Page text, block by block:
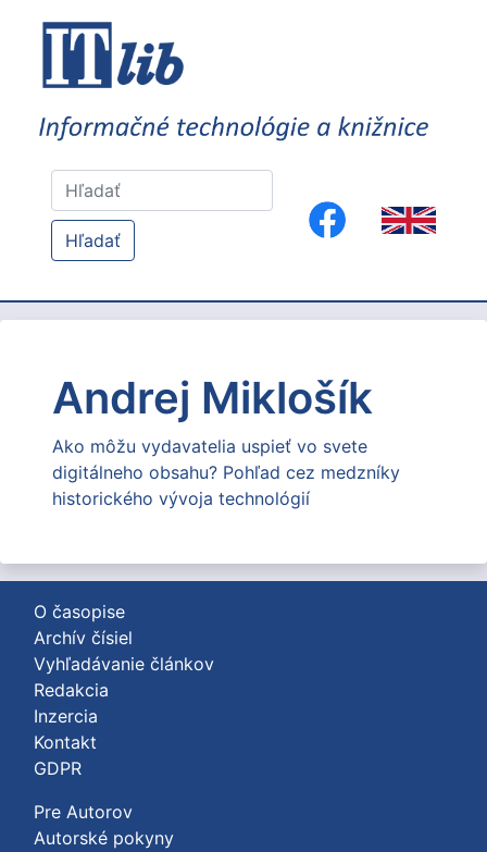
Hľadať
Andrej Miklošík
Ako môžu vydavatelia uspieť vo svete
digitálneho obsahu? Pohľad cez medzníky
historického vývoja technológií
O časopise
Archív čísiel
Vyhľadávanie článkov
Redakcia
Inzercia
Kontakt
GDPR
Pre Autorov
Autorské pokyny